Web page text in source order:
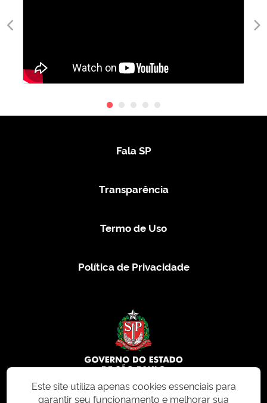
Fala SP
Transparência
Termo de Uso
Política de Privacidade
Este site utiliza apenas cookies essenciais para
garantir seu funcionamento e melhorar sua